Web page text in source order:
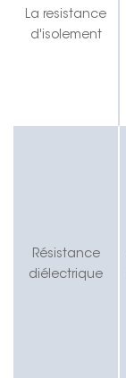
La resistance
d'isolement
Résistance
diélectrique